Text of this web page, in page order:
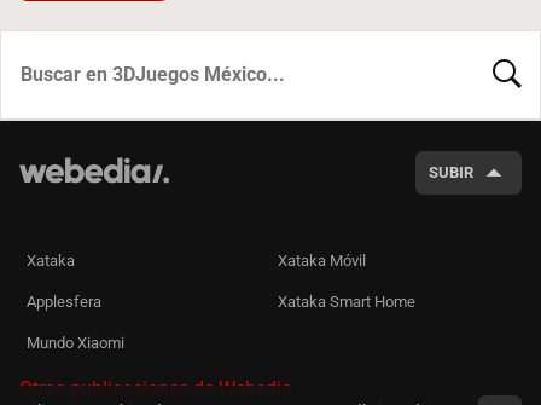
SUBIR
Xataka Xataka Móvil
Applesfera Xataka Smart Home
Mundo Xiaomi
Otras publicaciones de Webedia